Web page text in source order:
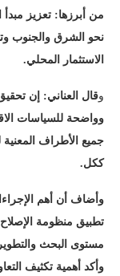
من أبرزها: تعزيز مبدأ
نحو الشرق والجنوب
الاستثمار المحلي.
وقال العناني: إن
وواضحة للسياسات
جميع الأطراف المعنية
ككل.
وأضاف أن أهم
تطبيق منظومة
مستوى البحث والتطوير
وأكد أهمية تكثيف